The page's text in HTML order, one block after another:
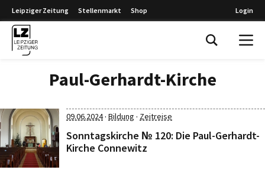
Leipziger Zeitung Stellenmarkt Shop Login
Paul-Gerhardt-Kirche
09.06.2024· Bildung · Zeitreise
Sonntagskirche № 120: Die Paul-Gerhardt-
Kirche Connewitz